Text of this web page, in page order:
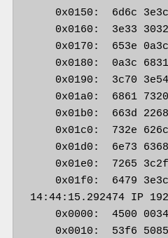
0x0150:  6d6c 3e3c
0x0160:  3e33 3032
0x0170:  653e 0a3c
0x0180:  0a3c 6831
0x0190:  3c70 3e54
0x01a0:  6861 7320
0x01b0:  663d
0x01c0:  732e 626c
0x01d0:  6e73 6368
0x01e0:  7265 3c2f
0x01f0:  6479 3e3c
14:44:15.292474 IP
0x0000:  4500 0034
0x0010:  53f6 5085